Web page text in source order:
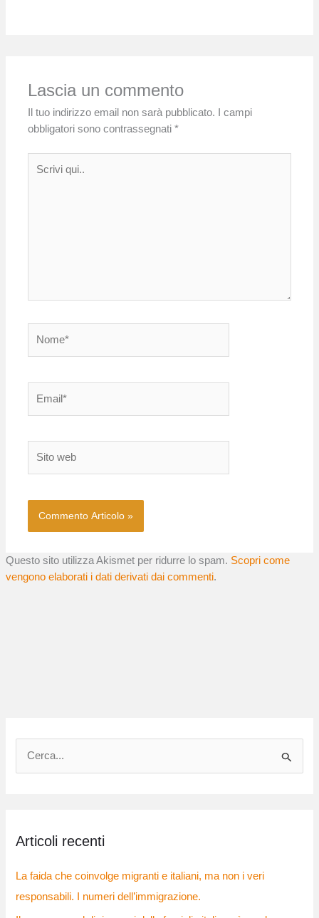
Lascia un commento
Il tuo indirizzo email non sarà pubblicato.
I campi
obbligatori sono contrassegnati*
qui..
web
Questo sito utilizza Akismet per ridurre lo spam. Scopri come
vengono elaborati i dati derivati dai commenti.
a
Articoli recenti
La faida che coinvolge migranti e italiani, ma non i veri
responsabili. I numeri dell’immigrazione.